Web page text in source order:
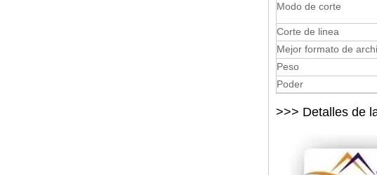
Modo de corte
Corte de linea
Mejor formato de
Peso
Poder
>>> Detalles de